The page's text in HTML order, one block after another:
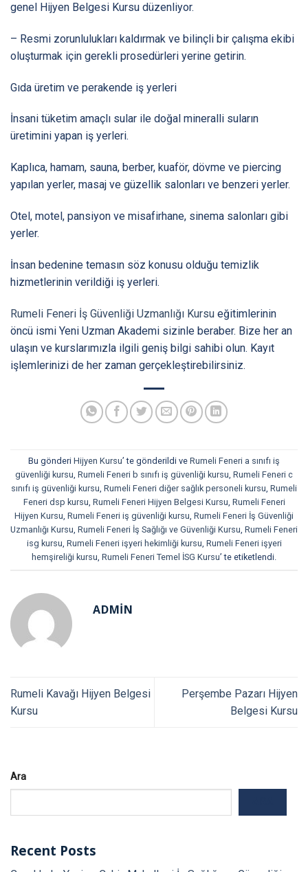
genel Hijyen Belgesi Kursu düzenliyor.
– Resmi zorunlulukları kaldırmak ve bilinçli bir çalışma ekibi
oluşturmak için gerekli prosedürleri yerine getirin.
Gıda üretim ve perakende iş yerleri
İnsani tüketim amaçlı sular ile doğal mineralli suların
üretimini yapan iş yerleri.
Kaplıca, hamam, sauna, berber, kuaför, dövme ve piercing
yapılan yerler, masaj ve güzellik salonları ve benzeri yerler.
Otel, motel, pansiyon ve misafirhane, sinema salonları gibi
yerler.
İnsan bedenine temasın söz konusu olduğu temizlik
hizmetlerinin verildiği iş yerleri.
Rumeli Feneri İş Güvenliği Uzmanlığı Kursu eğitimlerinin
öncü ismi Yeni Uzman Akademi sizinle beraber. Bize her an
ulaşın ve kurslarımızla ilgili geniş bilgi sahibi olun. Kayıt
işlemlerinizi de her zaman gerçekleştirebilirsiniz.
Bu gönderi Hijyen Kursu’ te gönderildi ve Rumeli Feneri a sınıfı iş
güvenliği kursu Rumeli Feneri b sınıfı iş güvenliği kursu Rumeli Feneri c
sınıfı iş güvenliği kursu Rumeli Feneri diğer sağlık personeli kursu Rumeli
Feneri dsp kursu Rumeli Feneri Hijyen Belgesi Kursu Rumeli Feneri
Hijyen Kursu Rumeli Feneri iş güvenliği kursu Rumeli Feneri İş Güvenliği
Uzmanlığı Kursu Rumeli Feneri İş Sağlığı ve Güvenliği Kursu Rumeli Feneri
isg kursu Rumeli Feneri işyeri hekimliği kursu Rumeli Feneri işyeri
hemşireliği kursu Rumeli Feneri Temel İSG Kursu’ te etiketlendi.
ADMIN
Rumeli Kavağı Hijyen Belgesi
Kursu
Perşembe Pazarı Hijyen
Belgesi Kursu
Ara
Recent Posts